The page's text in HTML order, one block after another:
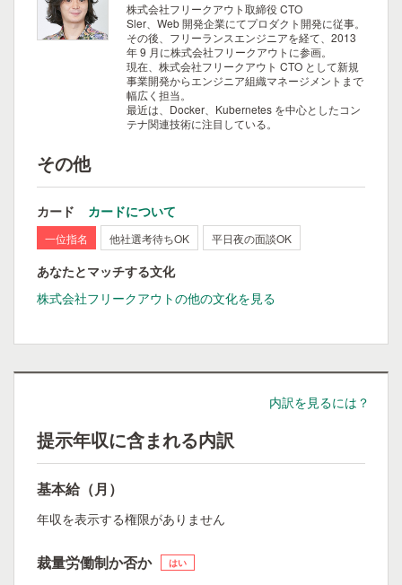
株式会社フリークアウト取締役 CTO
Sler、Web 開発企業にてプロダクト開発に従事。
その後、フリーランスエンジニアを経て、2013
年 9 月に株式会社フリークアウトに参画。
現在、株式会社フリークアウト CTO として新規
事業開発からエンジニア組織マネージメントまで
幅広く担当。
最近は、Docker、Kubernetes を中心としたコン
テナ関連技術に注目している。
その他
カード カードについて
一位指名 他社選考待ちOK 平日夜の面談OK
あなたとマッチする文化
株式会社フリークアウトの他の文化を見る
内訳を見るには？
提示年収に含まれる内訳
基本給（月）
年収を表示する権限がありません
裁量労働制か否か はい